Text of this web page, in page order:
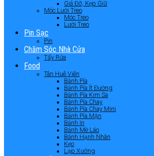
Giá Đỡ, Kẹp Giữ
Móc Lưới Treo
Móc Treo
Lưới Treo
Pin Sạc
Pin
Chăm Sóc Nhà Cửa
Tẩy Rửa
Food
Tân Huê Viên
Bánh Pía
Bánh Pía Ít Đường
Bánh Pía Kim Sa
Bánh Pía Chay
Bánh Pía Chay Mini
Bánh Pía Mặn
Bánh In
Bánh Mè Láo
Bánh Hạnh Nhân
Kẹo
Lạp Xưởng